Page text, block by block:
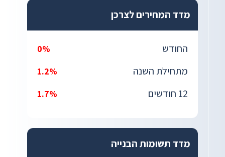
מדד המחירים לצרכן
החודש 0%
מתחילת השנה 1.2%
12 חודשים 1.7%
מדד תשומות הבנייה